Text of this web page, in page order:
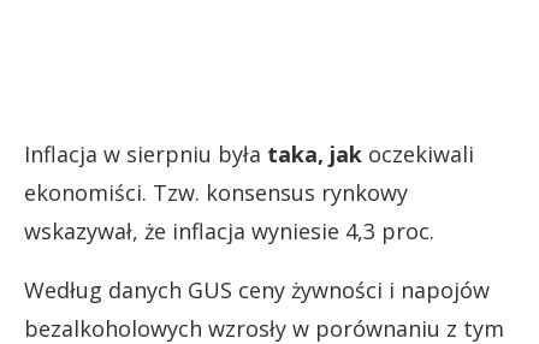
Inflacja w sierpniu była taka, jak oczekiwali
ekonomiści. Tzw. konsensus rynkowy
wskazywał, że inflacja wyniesie 4,3 proc.
Według danych GUS ceny żywności i napojów
bezalkoholowych wzrosły w porównaniu z tym